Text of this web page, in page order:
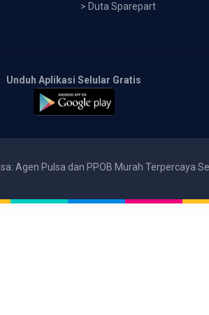
> Duta Sparepart
Unduh Aplikasi Selular Gratis
Agen Pulsa dan PPOB Murah Terpercaya